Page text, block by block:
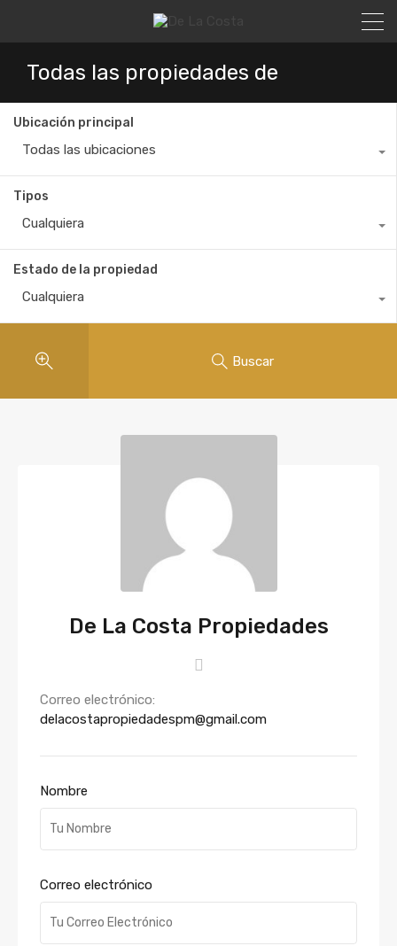
Todas las propiedades de
Ubicación principal
Todas las ubicaciones
Tipos
Cualquiera
Estado de la propiedad
Cualquiera
Buscar
De La Costa Propiedades
Correo electrónico:
delacostapropiedadespm@gmail.com
Nombre
Correo electrónico